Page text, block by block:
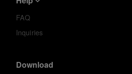
FAQ
Inquiries
Download